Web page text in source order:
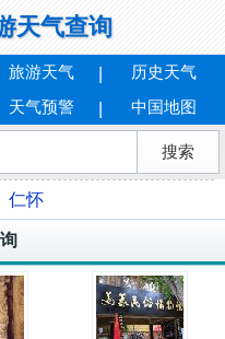
天气查询
旅游天气
历史天气
天气预警 中国地图
仁怀